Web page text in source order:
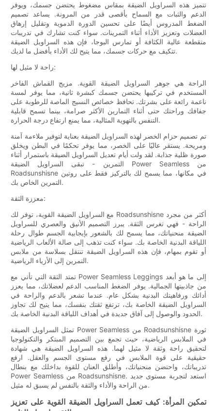
تتميز هذه السراويل الضيقة بمقاس مضغوط يحتضن جسمك، ويوفر
الدعم والثبات مع السماح بأقصى قدر من المرونة. يساعد تصميم
الضغط المدروس أيضًا على تحسين الدورة الدموية وتقليل إرهاق
العضلات وتعزيز الأداء أثناء التمرينات. سواء كنت تشارك في تدريبات
متقطعة عالية الكثافة أو تمارس اليوجا، فإن هذه السراويل الضيقة
تتكيف مع حركات جسمك، مما يتيح لك الأداء بأفضل ما لديك.
راحة لا مثيل لها:
الراحة هي جوهر السراويل الضيقة القوية. مزيج القماش الفاخر
المستخدم في تركيبها يحتضن جسمك كبشرة ثانية، مما يوفر لمسة
ناعمة رائعة على بشرتك. تحافظ خصائص النسيج الماصة للرطوبة على
جفافك وراحتك حتى أثناء التمارين الأكثر صرامة، بينما تسمح قابلية
التنفس بالتهوية المثالية، مما يمنع ارتفاع درجة الحرارة.
تم تصميم حزام الخصر لهذه السراويل الضيقة بعناية لتوفير ملاءمة آمنة
ومريحة. يستقر عاليًا على الخصر، مما يوفر تحكمًا في البطن ويخلق
صورة ظلية جذابة. لقد ولت أيام تعديل السراويل الضيقة باستمرار أثناء
التمرين - تبقى السراويل الضيقة Power Seamless من
Roadsunshisne في مكانها، مما يسمح لك بالتركيز فقط على روتين
التمرين الخاص بك.
معززة الثقة:
مع السراويل الضيقة القوية، توفر لك Roadsunshisne أكثر من مجرد
الراحة - فهي تغرس الثقة. يبرز التصميم الأنيق والعصري للسراويل
الضيقة منحنياتك، مما يسمح لك بالشعور بإيجابية الجسم طوال رحلة
اللياقة البدنية الخاصة بك. سواء كنت تذهب إلى صالة الألعاب الرياضية
أو تقوم بمهام، فإن هذه السراويل الضيقة تنتقل بسلاسة من ملابس
التمرين إلى الأزياء الرياضية.
تمتد الثقة التي تأتي مع Power Seamless Leggings إلى ما هو أبعد
من جاذبيتها الجمالية. يوفر الضغط المناسب الدعم لعضلاتك، مما يعزز
أدائك ورفاهيتك البدنية بشكل عام. عندما تشعر بالدعم والراحة في
السراويل الضيقة الخاصة بك، ترتفع ثقتك بنفسك، مما يتيح لك تجاوز
الحدود والوصول إلى آفاق جديدة في أهداف اللياقة البدنية الخاصة بك.
تمثل السراويل الضيقة Power Seamless من Roadsunshisne ثورة
في الملابس الرياضية، حيث تجمع بين التصميم المبتكر والتكنولوجيا
لتحقيق راحة وثقة لا مثيل لهما. هذه السراويل الضيقة هي شهادة
حقيقية على قوة الملابس في رفع مستوى الجسم والعقل. ارفع
تدريباتك، واحتضن منحنياتك، وأطلق العنان للقوة بداخلك مع بنطال
Power Seamless من Roadsunshisne. استعد لتجربة مستوى جديد
من الراحة والأداء والثقة بالنفس لم يسبق له مثيل.
تمكين المرأة: كيف تعمل السراويل الضيقة القوية على تعزيز